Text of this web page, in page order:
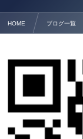
HOME ブログ一覧